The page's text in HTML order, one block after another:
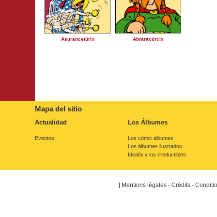
Asurancetúrix Abraracúrcix
Mapa del sitio
Actualidad
Eventos
Los Álbumes
Los cómic álbumes
Los álbumes ilustrados
Ideafix y los irreductibles
[ Mentions légales - Crédits -